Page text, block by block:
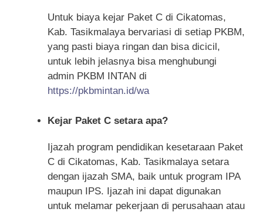
Untuk biaya kejar Paket C di Cikatomas,
Kab. Tasikmalaya bervariasi di setiap PKBM,
yang pasti biaya ringan dan bisa dicicil,
untuk lebih jelasnya bisa menghubungi
admin PKBM INTAN di
https://pkbmintan.id/wa
Kejar Paket C setara apa?
Ijazah program pendidikan kesetaraan Paket
C di Cikatomas, Kab. Tasikmalaya setara
dengan ijazah SMA, baik untuk program IPA
maupun IPS. Ijazah ini dapat digunakan
untuk melamar pekerjaan di perusahaan atau